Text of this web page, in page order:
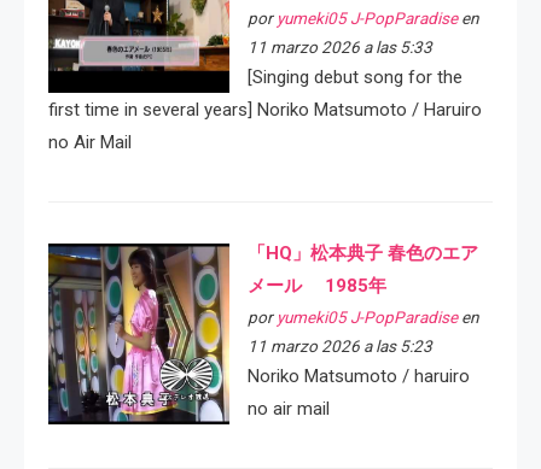
por yumeki05 J-PopParadiseen
11 marzo 2026 a las 5:33
[Singing debut song for the
first time in several years] Noriko Matsumoto / Haruiro
no Air Mail
「HQ」松本典子 春色のエア
メール 1985年
por yumeki05 J-PopParadiseen
11 marzo 2026 a las 5:23
Noriko Matsumoto / haruiro
no air mail